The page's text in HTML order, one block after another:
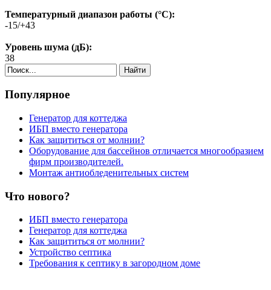
Температурный диапазон работы (°C):
-15/+43
Уровень шума (дБ):
38
Найти
Популярное
Генератор для коттеджа
ИБП вместо генератора
Как защититься от молнии?
Оборудование для бассейнов отличается многообразием
фирм производителей.
Монтаж антиобледенительных систем
Что нового?
ИБП вместо генератора
Генератор для коттеджа
Как защититься от молнии?
Устройство септика
Требования к септику в загородном доме